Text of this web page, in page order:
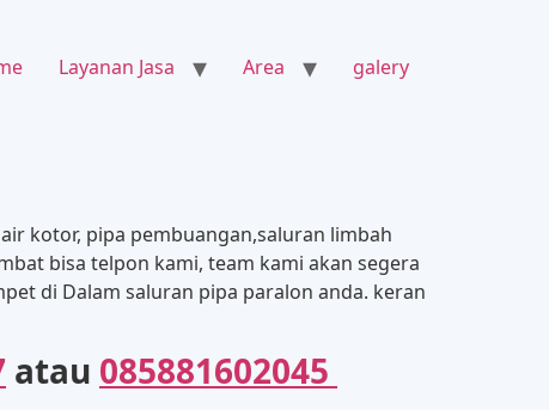
Layanan Jasa Area galery
kotor, pipa pembuangan,saluran limbah
bisa telpon kami, team kami akan segera
di Dalam saluran pipa paralon anda. keran
atau 085881602045